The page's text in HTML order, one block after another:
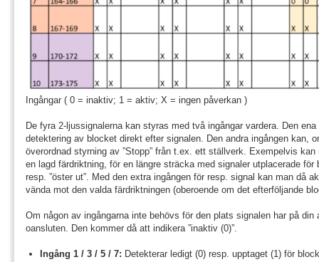
Ingångar ( 0 = inaktiv; 1 = aktiv; X = ingen påverkan )
De fyra 2-ljussignalerna kan styras med två ingångar vardera. Den
detektering av blocket direkt efter signalen. Den andra ingången kan,
överordnad styrning av ”Stopp” från t.ex. ett ställverk. Exempelvis
en lagd färdriktning, för en längre sträcka med signaler utplacerade för
resp. ”öster ut”. Med den extra ingången för resp. signal kan man då
vända mot den valda färdriktningen (oberoende om det efterföljande
Om någon av ingångarna inte behövs för den plats signalen har på
oansluten. Den kommer då att indikera ”inaktiv (0)”.
Ingång 1 / 3 / 5 / 7: Detekterar ledigt (0) resp. upptaget (1) för